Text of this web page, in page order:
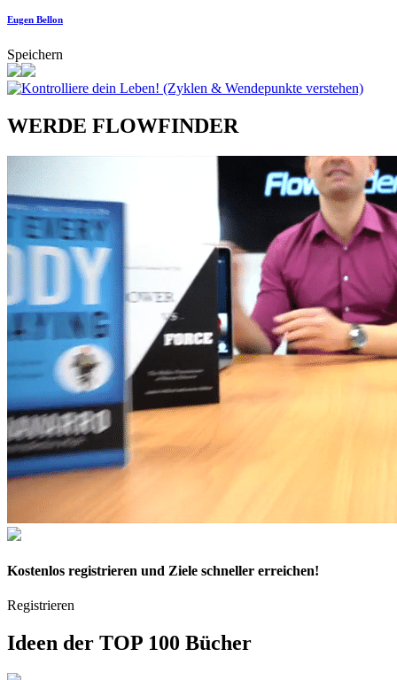
Eugen Bellon
Speichern
WERDE FLOWFINDER
Kostenlos registrieren und Ziele schneller erreichen!
Registrieren
Ideen der TOP 100 Bücher